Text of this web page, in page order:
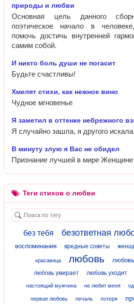
природы и любви
Основная цель данного
поэтическое начало в
помочь достичь внутренней
самим собой.
И никто боль души не погасит
Будьте счастливы!
Хмелят стихи, как нежное вино
Чудное мгновенье
Я заметил в оттенке небрежного
Я случайно зашла, я другого искала.
В минуту злую я Вас не обидел
Признание лучшей в мире Женщине
Теги стихов о любви
без тебя безответная
воспоминания вредные советы
красавица любовь
любовь умирает любовь уходит
настоящий мужчина не любит меня
первая любовь печаль потеря